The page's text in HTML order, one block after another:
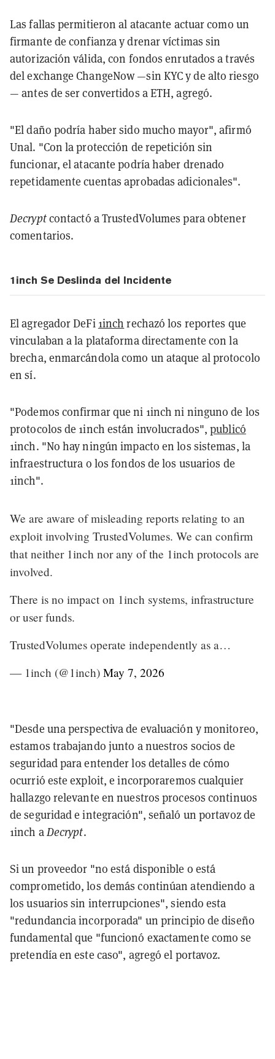
Las fallas permitieron al atacante actuar como un
firmante de confianza y drenar víctimas sin
autorización válida, con fondos enrutados a través
del exchange ChangeNow —sin KYC y de alto riesgo
— antes de ser convertidos a ETH, agregó.
"El daño podría haber sido mucho mayor", afirmó
Unal. "Con la protección de repetición sin
funcionar, el atacante podría haber drenado
repetidamente cuentas aprobadas adicionales".
Decryptcontactó a TrustedVolumes para obtener
comentarios.
1inch Se Deslinda del Incidente
El agregador DeFi 1inch rechazó los reportes que
vinculaban a la plataforma directamente con la
brecha, enmarcándola como un ataque al protocolo
en sí.
"Podemos confirmar que ni 1inch ni ninguno de los
protocolos de 1inch están involucrados",publicó
1inch. "No hay ningún impacto en los sistemas, la
infraestructura o los fondos de los usuarios de
1inch".
We are aware of misleading reports relating to an
exploit involving TrustedVolumes. We can confirm
that neither 1inch nor any of the 1inch protocols are
involved.
There is no impact on 1inch systems, infrastructure
or user funds.
TrustedVolumes operate independently as a…
— 1inch (@1inch) May 7, 2026
"Desde una perspectiva de evaluación y monitoreo,
estamos trabajando junto a nuestros socios de
seguridad para entender los detalles de cómo
ocurrió este exploit, e incorporaremos cualquier
hallazgo relevante en nuestros procesos continuos
de seguridad e integración", señaló un portavoz de
1inch aDecrypt.
Si un proveedor "no está disponible o está
comprometido, los demás continúan atendiendo a
los usuarios sin interrupciones", siendo esta
"redundancia incorporada" un principio de diseño
fundamental que "funcionó exactamente como se
pretendía en este caso", agregó el portavoz.